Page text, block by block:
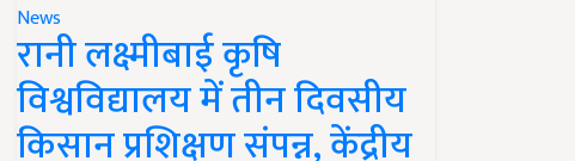
News
रानी लक्ष्मीबाई कृषि
विश्वविद्यालय में तीन दिवसीय
किसान प्रशिक्षण संपन्न, केंद्रीय